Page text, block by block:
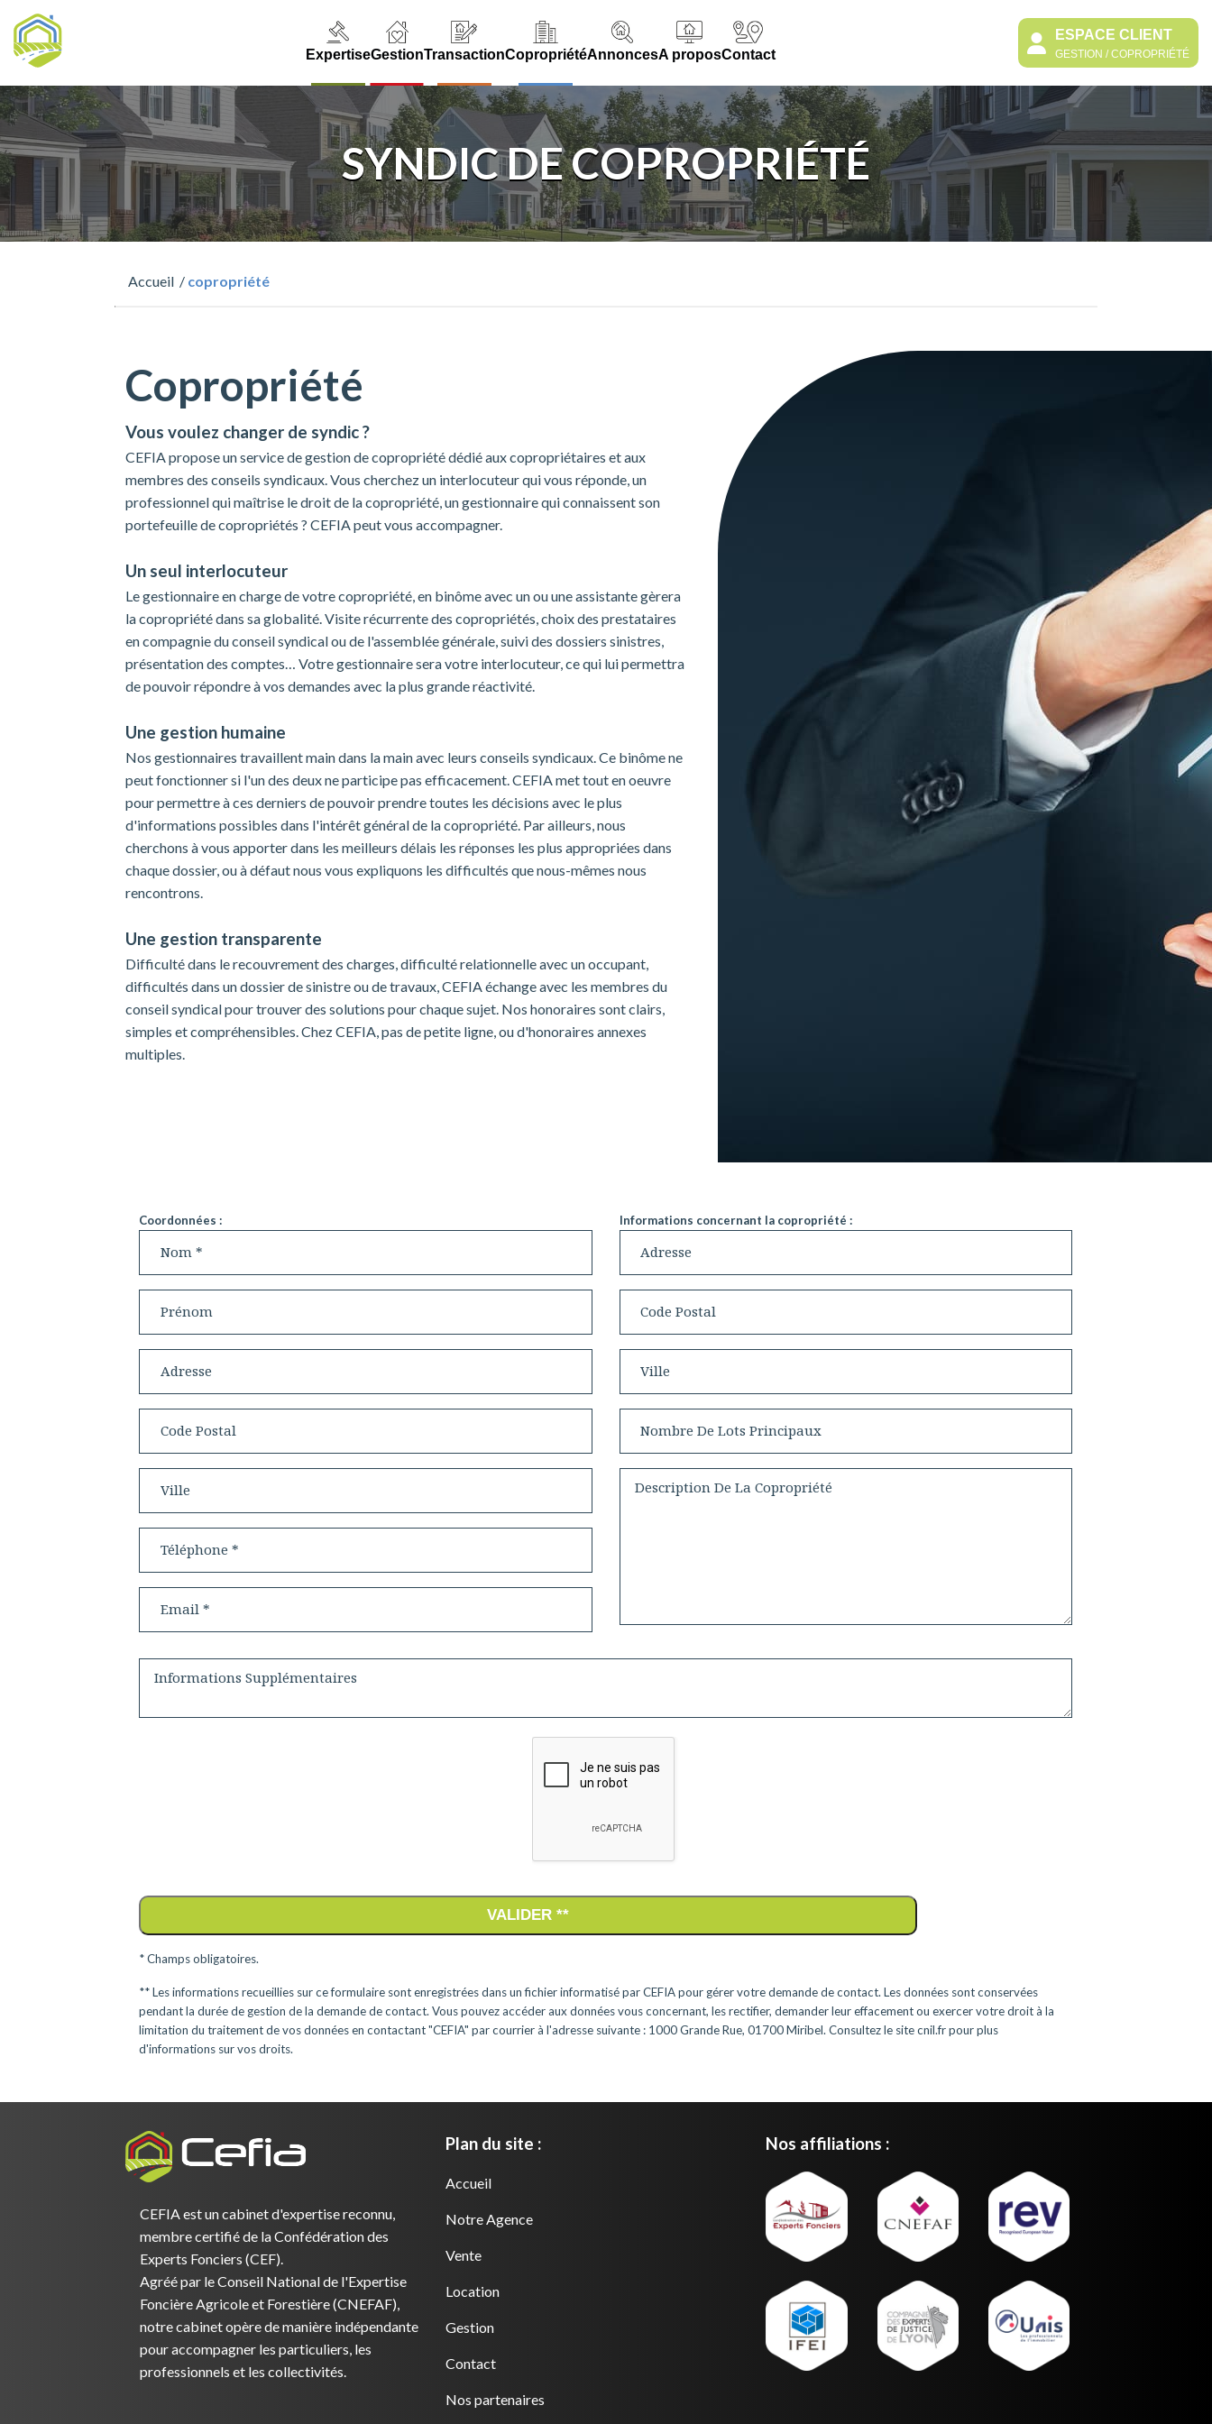
ExpertiseGestionTransactionCopropriétéAnnoncesA proposContact
ESPACE CLIENT
GESTION / COPROPRIÉTÉ
SYNDIC DE COPROPRIÉTÉ
Accueil /copropriété
Copropriété
Vous voulez changer de syndic ?
CEFIA propose un service de gestion de copropriété dédié aux copropriétaires et aux
membres des conseils syndicaux. Vous cherchez un interlocuteur qui vous réponde, un
professionnel qui maîtrise le droit de la copropriété, un gestionnaire qui connaissent son
portefeuille de copropriétés ? CEFIA peut vous accompagner.
Un seul interlocuteur
Le gestionnaire en charge de votre copropriété, en binôme avec un ou une assistante gèrera
la copropriété dans sa globalité. Visite récurrente des copropriétés, choix des prestataires
en compagnie du conseil syndical ou de l'assemblée générale, suivi des dossiers sinistres,
présentation des comptes… Votre gestionnaire sera votre interlocuteur, ce qui lui permettra
de pouvoir répondre à vos demandes avec la plus grande réactivité.
Une gestion humaine
Nos gestionnaires travaillent main dans la main avec leurs conseils syndicaux. Ce binôme ne
peut fonctionner si l'un des deux ne participe pas efficacement. CEFIA met tout en oeuvre
pour permettre à ces derniers de pouvoir prendre toutes les décisions avec le plus
d'informations possibles dans l'intérêt général de la copropriété. Par ailleurs, nous
cherchons à vous apporter dans les meilleurs délais les réponses les plus appropriées dans
chaque dossier, ou à défaut nous vous expliquons les difficultés que nous-mêmes nous
rencontrons.
Une gestion transparente
Difficulté dans le recouvrement des charges, difficulté relationnelle avec un occupant,
difficultés dans un dossier de sinistre ou de travaux, CEFIA échange avec les membres du
conseil syndical pour trouver des solutions pour chaque sujet. Nos honoraires sont clairs,
simples et compréhensibles. Chez CEFIA, pas de petite ligne, ou d'honoraires annexes
multiples.
Coordonnées : Informations concernant la copropriété :
VALIDER **
* Champs obligatoires.
** Les informations recueillies sur ce formulaire sont enregistrées dans un fichier informatisé parCEFIApour gérer votre demande de contact. Les données sont conservées
pendant la durée de gestion de la demande de contact. Vous pouvez accéder aux données vous concernant, les rectifier, demander leur effacement ou exercer votre droit à la
limitation du traitement de vos données en contactant "CEFIA" par courrier à l'adresse suivante : 1000 Grande Rue, 01700 Miribel. Consultez le site cnil.fr pour plus
d'informations sur vos droits.
CEFIA est un cabinet d'expertise reconnu,
membre certifié de la Confédération des
Experts Fonciers (CEF).
Agréé par le Conseil National de l'Expertise
Foncière Agricole et Forestière (CNEFAF),
notre cabinet opère de manière indépendante
pour accompagner les particuliers, les
professionnels et les collectivités.
Plan du site :
Accueil
Notre Agence
Vente
Location
Gestion
Contact
Nos partenaires
Nos affiliations :